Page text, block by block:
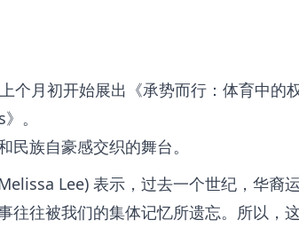
个月初开始展出《承势而行：体育中的
。
族自豪感交织的舞台。
Lee) 表示，过去一个世纪，华裔
往往被我们的集体记忆所遗忘。所以，